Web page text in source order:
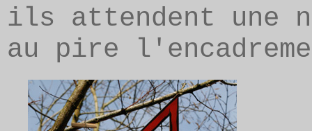
ils attendent une
au pire